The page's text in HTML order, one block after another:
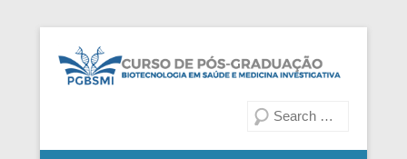
Curso de Pós-Graduação em